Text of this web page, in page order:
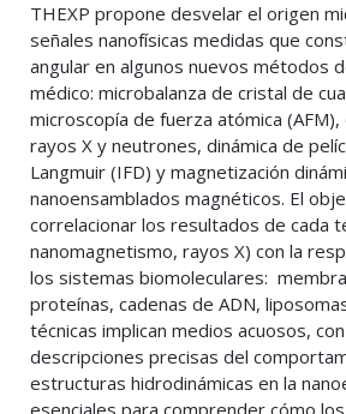
THEXP propone desvelar el origen
señales nanofísicas medidas que
angular en algunos nuevos métodos
médico: microbalanza de cristal de
microscopía de fuerza atómica
rayos X y neutrones, dinámica de
Langmuir (IFD) y magnetización
nanoensamblados magnéticos. El
correlacionar los resultados de cada
nanomagnetismo, rayos X) con la
los sistemas biomoleculares:
proteínas, cadenas de ADN,
técnicas implican medios acuosos,
descripciones precisas del
estructuras hidrodinámicas en la